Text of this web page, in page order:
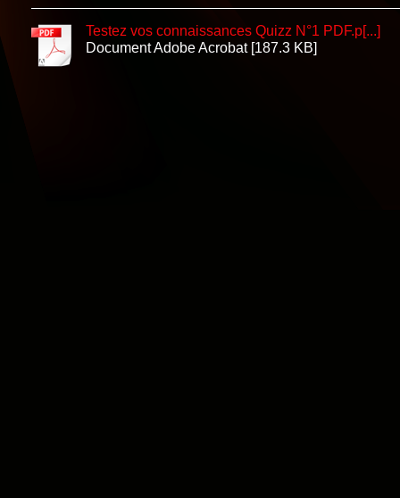
Testez vos connaissances Quizz N°1 PDF.p[...]
Document Adobe Acrobat [187.3 KB]